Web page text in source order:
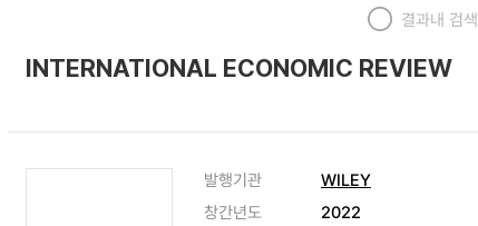
결과내 검색
INTERNATIONAL ECONOMIC REVIEW
발행기관
WILEY
창간년도
2022